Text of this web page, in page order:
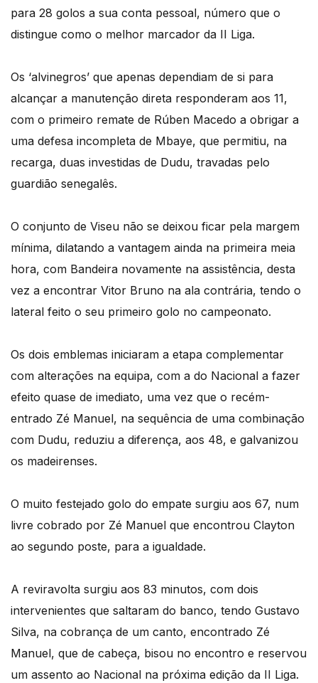
para 28 golos a sua conta pessoal, número que o
distingue como o melhor marcador da II Liga.
Os ‘alvinegros’ que apenas dependiam de si para
alcançar a manutenção direta responderam aos 11,
com o primeiro remate de Rúben Macedo a obrigar a
uma defesa incompleta de Mbaye, que permitiu, na
recarga, duas investidas de Dudu, travadas pelo
guardião senegalês.
O conjunto de Viseu não se deixou ficar pela margem
mínima, dilatando a vantagem ainda na primeira meia
hora, com Bandeira novamente na assistência, desta
vez a encontrar Vitor Bruno na ala contrária, tendo o
lateral feito o seu primeiro golo no campeonato.
Os dois emblemas iniciaram a etapa complementar
com alterações na equipa, com a do Nacional a fazer
efeito quase de imediato, uma vez que o recém-
entrado Zé Manuel, na sequência de uma combinação
com Dudu, reduziu a diferença, aos 48, e galvanizou
os madeirenses.
O muito festejado golo do empate surgiu aos 67, num
livre cobrado por Zé Manuel que encontrou Clayton
ao segundo poste, para a igualdade.
A reviravolta surgiu aos 83 minutos, com dois
intervenientes que saltaram do banco, tendo Gustavo
Silva, na cobrança de um canto, encontrado Zé
Manuel, que de cabeça, bisou no encontro e reservou
um assento ao Nacional na próxima edição da II Liga.